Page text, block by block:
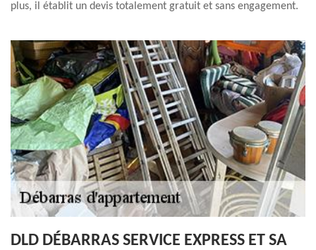
plus, il établit un devis totalement gratuit et sans engagement.
DLD DÉBARRAS SERVICE EXPRESS ET SA